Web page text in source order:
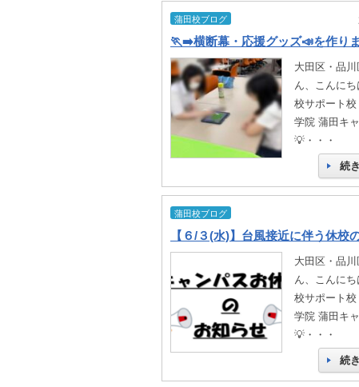
蒲田校ブログ
🏃‍➡️横断幕・応援グッズ📣を作り
大田区・品川
ん、こんに
校サポート
学院 蒲田キ
💡・・・
続
蒲田校ブログ
【６/３(水)】台風接近に伴う休校
大田区・品川
ん、こんに
校サポート
学院 蒲田キ
💡・・・
続